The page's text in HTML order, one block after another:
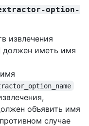
option-
извлечения
должен иметь имя
объявить имя
случае